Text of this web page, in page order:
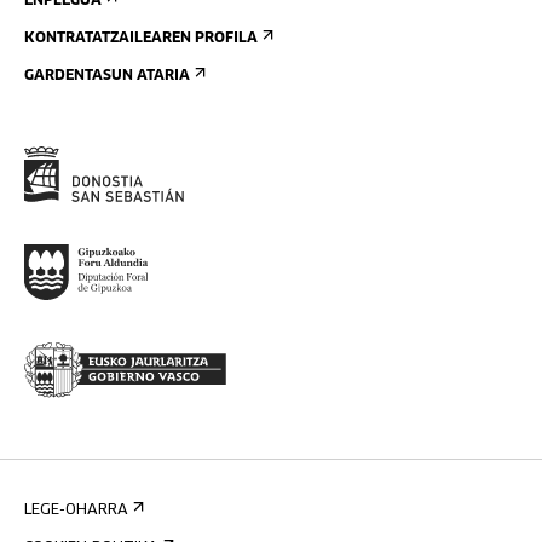
KONTRATATZAILEAREN PROFILA
GARDENTASUN ATARIA
LEGE-OHARRA